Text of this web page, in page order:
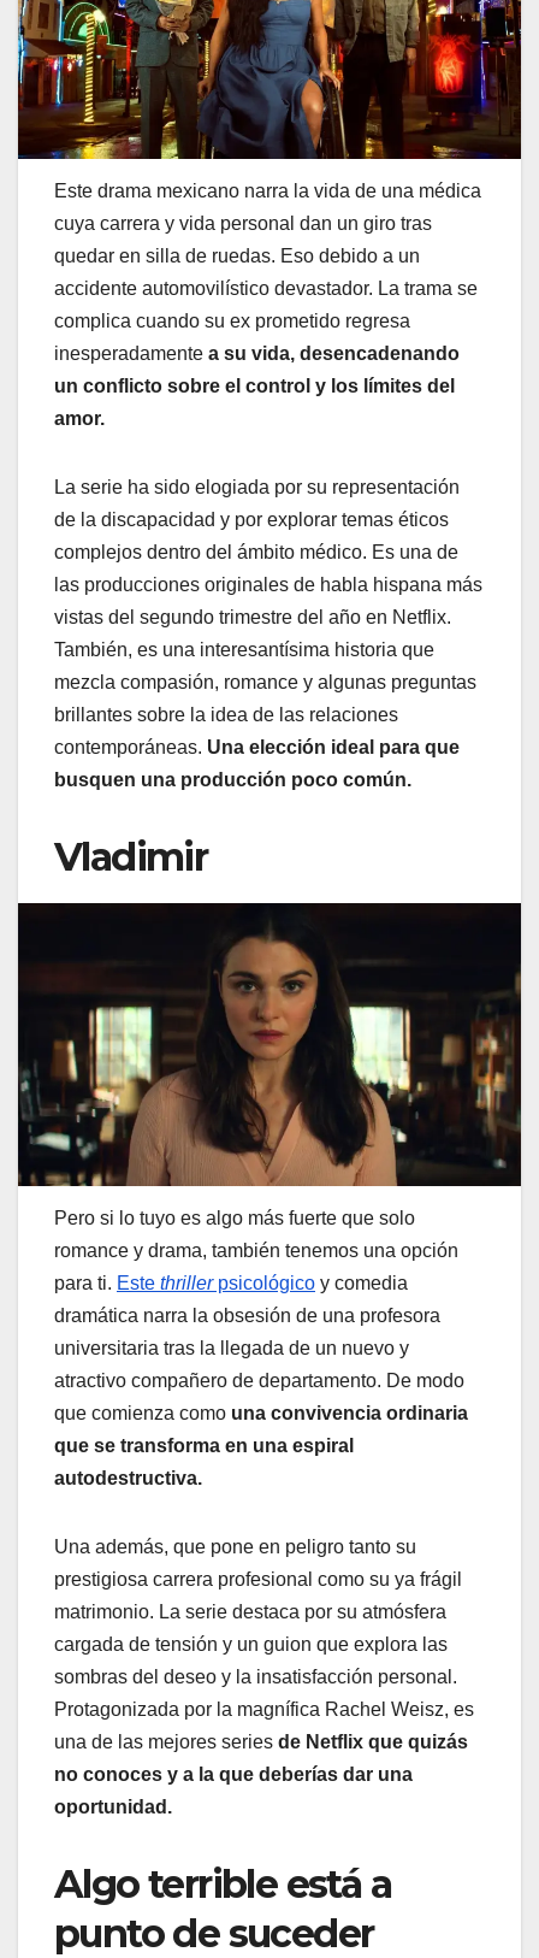
Este drama mexicano narra la vida de una médica
cuya carrera y vida personal dan un giro tras
quedar en silla de ruedas. Eso debido a un
accidente automovilístico devastador. La trama se
complica cuando su ex prometido regresa
inesperadamente a su vida, desencadenando
un conflicto sobre el control y los límites del
amor.
La serie ha sido elogiada por su representación
de la discapacidad y por explorar temas éticos
complejos dentro del ámbito médico. Es una de
las producciones originales de habla hispana más
vistas del segundo trimestre del año en Netflix.
También, es una interesantísima historia que
mezcla compasión, romance y algunas preguntas
brillantes sobre la idea de las relaciones
contemporáneas. Una elección ideal para que
busquen una producción poco común.
Vladimir
Pero si lo tuyo es algo más fuerte que solo
romance y drama, también tenemos una opción
para ti. Este thrillerpsicológico y comedia
dramática narra la obsesión de una profesora
universitaria tras la llegada de un nuevo y
atractivo compañero de departamento. De modo
que comienza como una convivencia ordinaria
que se transforma en una espiral
autodestructiva.
Una además, que pone en peligro tanto su
prestigiosa carrera profesional como su ya frágil
matrimonio. La serie destaca por su atmósfera
cargada de tensión y un guion que explora las
sombras del deseo y la insatisfacción personal.
Protagonizada por la magnífica Rachel Weisz, es
una de las mejores series de Netflix que quizás
no conoces y a la que deberías dar una
oportunidad.
Algo terrible está a
punto de suceder